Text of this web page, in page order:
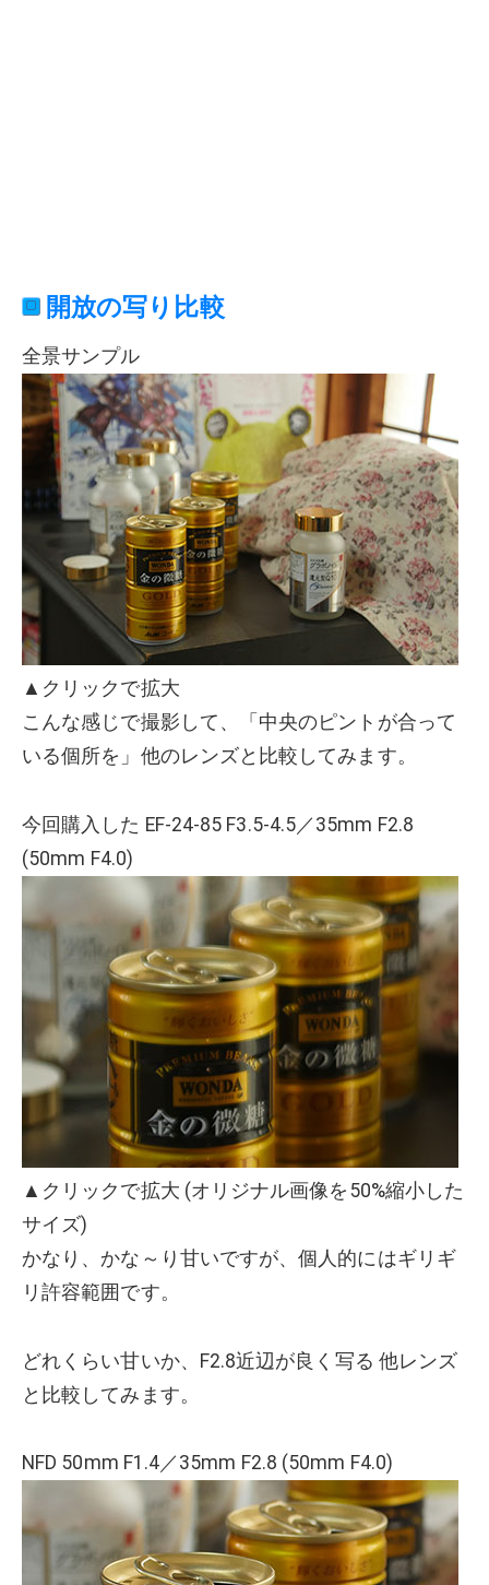
開放の写り比較
全景サンプル
▲クリックで拡大
こんな感じで撮影して、「中央のピントが合って
いる個所を」他のレンズと比較してみます。
今回購入した EF-24-85 F3.5-4.5／35mm F2.8
(50mm F4.0)
▲クリックで拡大 (オリジナル画像を50%縮小した
サイズ)
かなり、かな～り甘いですが、個人的にはギリギ
リ許容範囲です。
どれくらい甘いか、F2.8近辺が良く写る 他レンズ
と比較してみます。
NFD 50mm F1.4／35mm F2.8 (50mm F4.0)